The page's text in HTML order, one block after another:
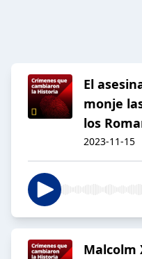
El
monje
los
2023-11-15
Malcolm